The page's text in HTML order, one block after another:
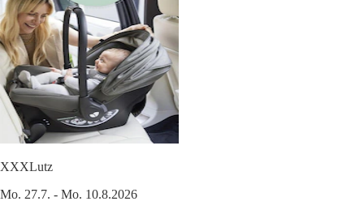
XXXLutz
Mo. 27.7. - Mo. 10.8.2026